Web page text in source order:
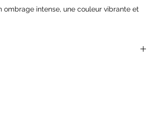
intense, une couleur vibrante et